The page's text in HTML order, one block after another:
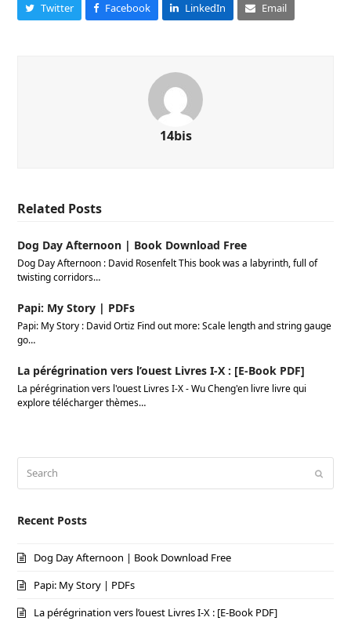
Twitter Facebook LinkedIn Email
14bis
Related Posts
Dog Day Afternoon | Book Download Free
Dog Day Afternoon : David Rosenfelt This book was a labyrinth, full of
twisting corridors…
Papi: My Story | PDFs
Papi: My Story : David Ortiz Find out more: Scale length and string gauge
go…
La pérégrination vers l’ouest Livres I-X : [E-Book PDF]
La pérégrination vers l'ouest Livres I-X - Wu Cheng'en livre livre qui
explore télécharger thèmes…
Recent Posts
Dog Day Afternoon | Book Download Free
Papi: My Story | PDFs
La pérégrination vers l’ouest Livres I-X : [E-Book PDF]